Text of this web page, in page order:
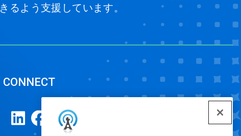
るよう支援しています。
CONNECT